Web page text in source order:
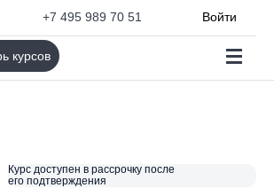
+7 495 989 70 51 Войти
курсов
Курс доступен в рассрочку после
его подтверждения